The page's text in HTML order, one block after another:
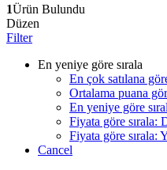
1Ürün Bulundu
Düzen
Filter
En yeniye göre sırala
En çok satılana
Ortalama puana
En yeniye göre
Fiyata göre sırala:
Fiyata göre sırala:
Cancel